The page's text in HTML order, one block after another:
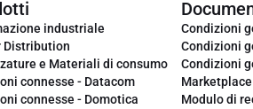
industriale
Distribution
e Materiali di consumo
connesse - Datacom
connesse - Domotica
Condizioni
Condizioni
Condizioni
Marketplace
Modulo di